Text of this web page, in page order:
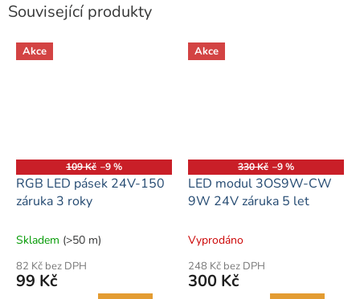
Související produkty
Akce
109 Kč –9 %
RGB LED pásek 24V-150
záruka 3 roky
Skladem (>50 m)
82 Kč bez DPH
99 Kč
Akce
330 Kč –9 %
LED modul 3OS9W-CW
9W 24V záruka 5 let
Vyprodáno
248 Kč bez DPH
300 Kč